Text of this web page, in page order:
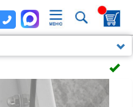
поддоны
31N, прозрачное